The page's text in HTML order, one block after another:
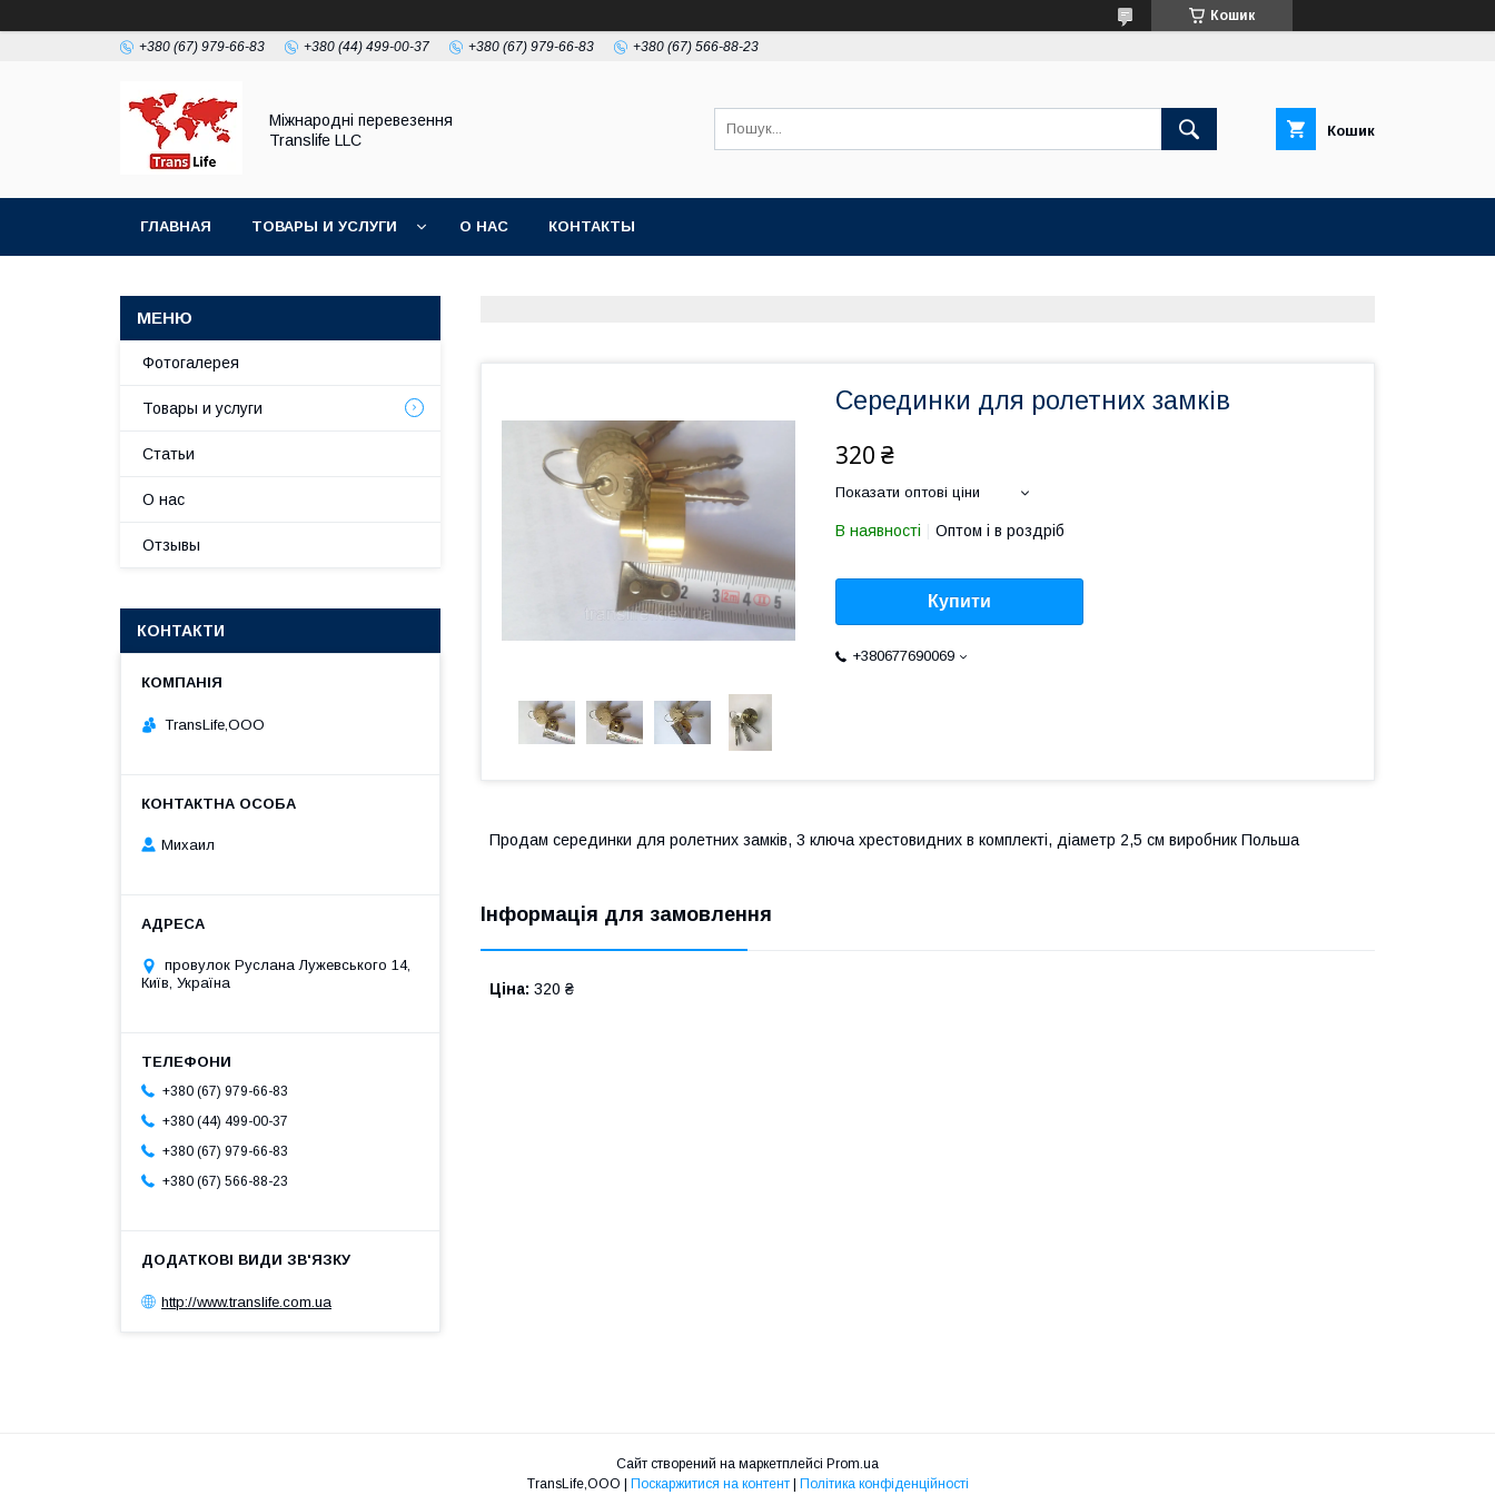
Кошик
+380 (67) 979-66-83 +380 (44) 499-00-37 +380 (67) 979-66-83 +380 (67) 566-88-23
Міжнародні перевезення
Translife LLC
Кошик
ГЛАВНАЯ ТОВАРЫ И УСЛУГИ О НАС КОНТАКТЫ
Серединки для ролетних замків
320 ₴
Показати оптові ціни
В наявності Оптом і в роздріб
Купити
+380677690069
Продам серединки для ролетних замків, 3 ключа хрестовидних в комплекті, діаметр 2,5 см виробник Польша
Інформація для замовлення
Ціна: 320 ₴
Фотогалерея
Товары и услуги
Статьи
О нас
Отзывы
КОНТАКТИ
TransLife,ООО
Михаил
провулок Руслана Лужевського 14,
Київ, Україна
+380 (67) 979-66-83
+380 (44) 499-00-37
+380 (67) 979-66-83
+380 (67) 566-88-23
http://www.translife.com.ua
Сайт створений на маркетплейсі Prom.ua
TransLife,ООО | Поскаржитися на контент | Політика конфіденційності